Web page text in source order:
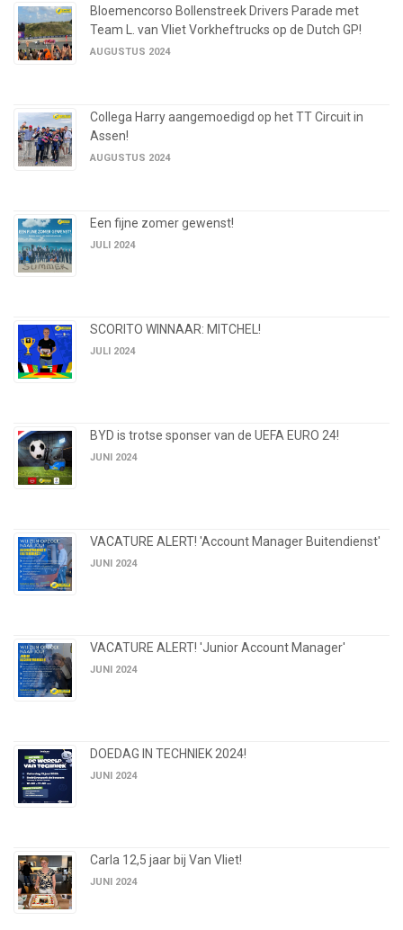
Bloemencorso Bollenstreek Drivers Parade met
Team L. van Vliet Vorkheftrucks op de Dutch GP!
AUGUSTUS 2024
Collega Harry aangemoedigd op het TT Circuit in
Assen!
AUGUSTUS 2024
Een fijne zomer gewenst!
JULI 2024
SCORITO WINNAAR: MITCHEL!
JULI 2024
BYD is trotse sponser van de UEFA EURO 24!
JUNI 2024
VACATURE ALERT! 'Account Manager Buitendienst'
JUNI 2024
VACATURE ALERT! 'Junior Account Manager'
JUNI 2024
DOEDAG IN TECHNIEK 2024!
JUNI 2024
Carla 12,5 jaar bij Van Vliet!
JUNI 2024